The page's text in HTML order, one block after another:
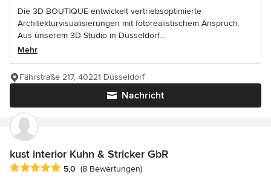
Die 3D BOUTIQUE entwickelt vertriebsoptimierte
Architekturvisualisierungen mit fotorealistischem Anspruch.
Aus unserem 3D Studio in Düsseldorf...
Mehr
Nachricht
Fährstraße 217, 40221 Düsseldorf
kust interior Kuhn & Stricker GbR
Durchschnittliche Bewertung: 5 von 5 Sternen
5,0 (8 Bewertungen)